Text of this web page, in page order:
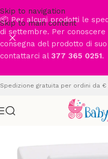
Skip to navigation
Skip to main content
📦 Per alcuni prodotti le
di settembre. Per
consegna del prodotto di
contattarci al 377 365 0251.
Spedizione gratuita per ordini da €